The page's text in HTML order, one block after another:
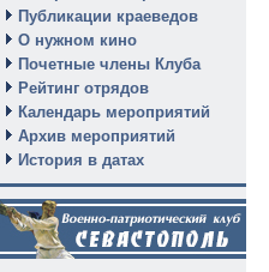
Публикации краеведов
О нужном кино
Почетные члены Клуба
Рейтинг отрядов
Календарь мероприятий
Архив мероприятий
История в датах